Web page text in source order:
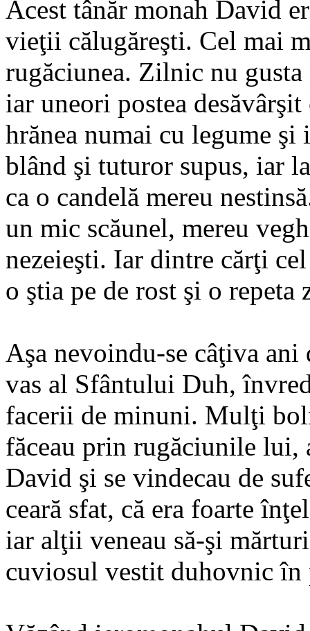
Acest tânăr monah David
vieţii călugăreşti. Cel mai
rugăciunea. Zilnic nu
iar uneori postea
hrănea numai cu legume
blând şi tuturor supus, iar
ca o candelă mereu
un mic scăunel, mereu
nezeieşti. Iar dintre cărţi
o ştia pe de rost şi o repeta
Aşa nevoindu-se câţiva
vas al Sfântului Duh,
facerii de minuni. Mulţi
făceau prin rugăciunile lui,
David şi se vindecau de
ceară sfat, că era foarte
iar alţii veneau să-şi
cuviosul vestit duhovnic